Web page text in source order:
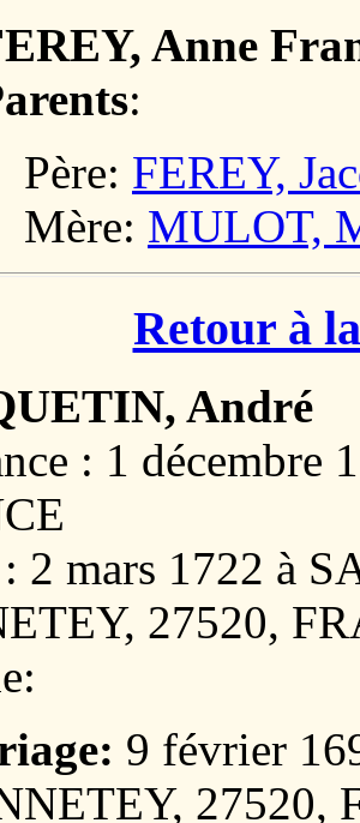
Anne
:
Père: FEREY,
Mère: MULOT,
Retour à
André
: 1
: 2 mars 1722 à
27520,
9 février
27520,